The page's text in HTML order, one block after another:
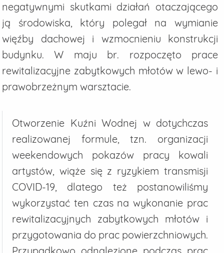
negatywnymi skutkami działań otaczającego
ją środowiska, który polegał na wymianie
więźby dachowej i wzmocnieniu konstrukcji
budynku. W maju br. rozpoczęto prace
rewitalizacyjne zabytkowych młotów w lewo- i
prawobrzeżnym warsztacie.
Otworzenie Kuźni Wodnej w dotychczas
realizowanej formule, tzn. organizacji
weekendowych pokazów pracy kowali
artystów, wiąże się z ryzykiem transmisji
COVID-19, dlatego też postanowiliśmy
wykorzystać ten czas na wykonanie prac
rewitalizacyjnych zabytkowych młotów i
przygotowania do prac powierzchniowych.